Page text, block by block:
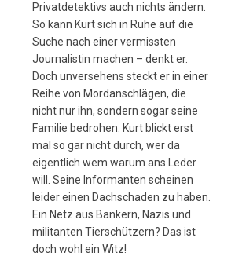
Privatdetektivs auch nichts ändern.
So kann Kurt sich in Ruhe auf die
Suche nach einer vermissten
Journalistin machen – denkt er.
Doch unversehens steckt er in einer
Reihe von Mordanschlägen, die
nicht nur ihn, sondern sogar seine
Familie bedrohen. Kurt blickt erst
mal so gar nicht durch, wer da
eigentlich wem warum ans Leder
will. Seine Informanten scheinen
leider einen Dachschaden zu haben.
Ein Netz aus Bankern, Nazis und
militanten Tierschützern? Das ist
doch wohl ein Witz!